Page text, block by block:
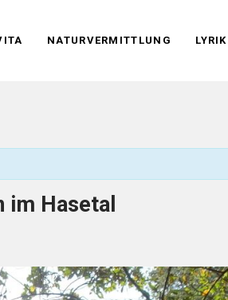
NATURVERMITTLUNG LYRIK
im Hasetal